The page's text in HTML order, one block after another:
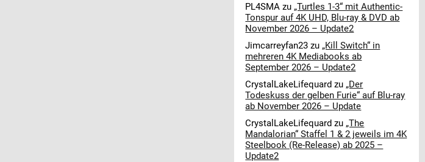
PL4SMA zu „Turtles 1-3“ mit Authentic-
Tonspur auf 4K UHD, Blu-ray & DVD ab
November 2026 – Update2
Jimcarreyfan23 zu „Kill Switch“ in
mehreren 4K Mediabooks ab
September 2026 – Update2
CrystalLakeLifequard zu „Der
Todeskuss der gelben Furie“ auf Blu-ray
ab November 2026 – Update
CrystalLakeLifequard zu „The
Mandalorian“ Staffel 1 & 2 jeweils im 4K
Steelbook (Re-Release) ab 2025 –
Update2